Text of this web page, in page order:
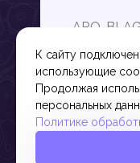
ARO,
связан с
расчетам,
К сайту
использующие
Продолжая
персональных
Политике